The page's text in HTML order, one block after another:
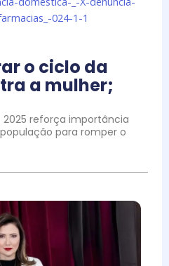
o ciclo da
a mulher;
2025 reforça importância
para romper o